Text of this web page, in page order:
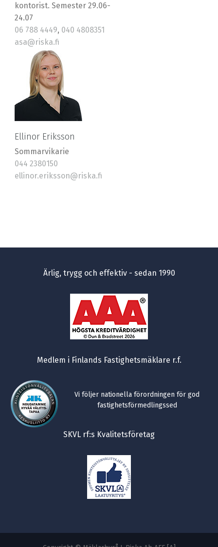
kontorist. Semester 29.06-
24.07
06 788 4449, 040 4808351
asa@riska.fi
Ellinor Eriksson
Sommarvikarie
044 2380150
ellinor.eriksson@riska.fi
Ärlig, trygg och effektiv - sedan 1990
Medlem i Finlands Fastighetsmäklare r.f.
Vi följer nationella förordningen för god
fastighetsförmedlingssed
SKVL rf:s Kvalitetsföretag